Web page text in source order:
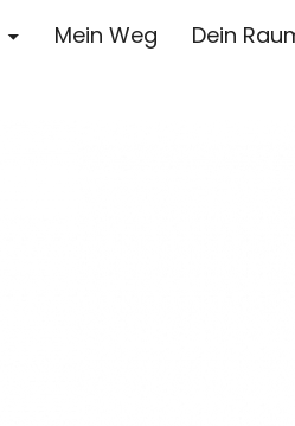
Mein Weg Dein